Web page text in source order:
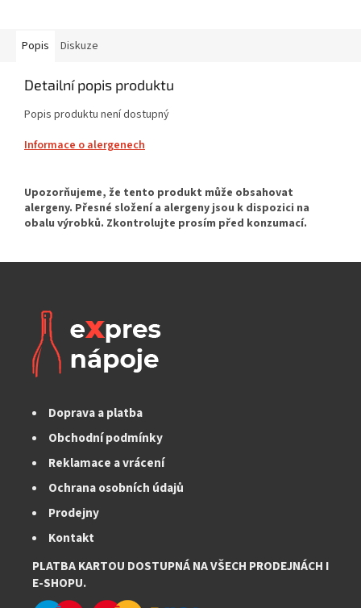
Popis Diskuze
Detailní popis produktu
Popis produktu není dostupný
Informace o alergenech
Doprava a platba
Obchodní podmínky
Reklamace a vrácení
Ochrana osobních údajů
Prodejny
Kontakt
PLATBA KARTOU DOSTUPNÁ NA VŠECH PRODEJNÁCH I
E-SHOPU.